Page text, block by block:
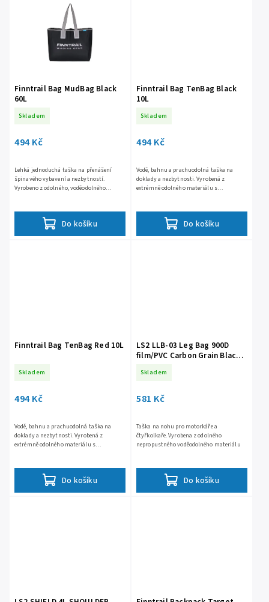
Finntrail Bag MudBag Black
60L
Skladem
494 Kč
Do košíku
Lehká jednoduchá taška na přenášení
špinavého vybavení a nezbytností.
Vyrobeno z odolného, voděodolného
Finntrail Bag TenBag Black
10L
Skladem
494 Kč
Do košíku
Vodě, bahnu a prachuodolná taška na
doklady a nezbytnosti. Vyrobená z
extrémně odolného materiálu s
Finntrail Bag TenBag Red 10L
Skladem
494 Kč
Do košíku
Vodě, bahnu a prachuodolná taška na
doklady a nezbytnosti. Vyrobená z
extrémně odolného materiálu s
LS2 LLB-03 Leg Bag 900D
film/PVC Carbon Grain Black
Skladem
581 Kč
Do košíku
Taška na nohu pro motorkáře a
čtyřkolkaře. Vyrobena z odolného
nepropustného voděodolného materiálu